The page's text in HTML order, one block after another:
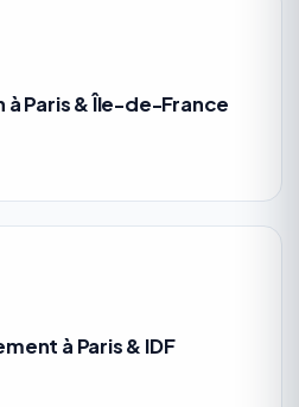
à Paris & Île-de-France
à Paris & IDF